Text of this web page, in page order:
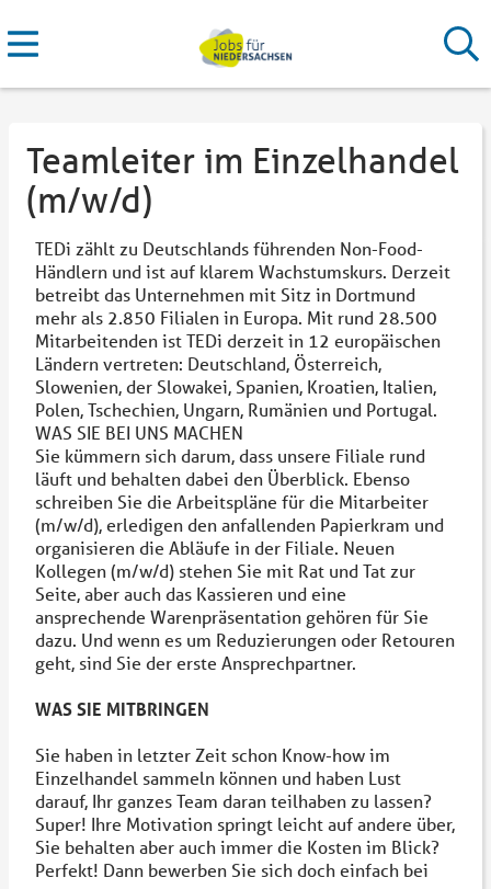
Teamleiter im Einzelhandel
(m/w/d)
TEDi zählt zu Deutschlands führenden Non-Food-
Händlern und ist auf klarem Wachstumskurs. Derzeit
betreibt das Unternehmen mit Sitz in Dortmund
mehr als 2.850 Filialen in Europa. Mit rund 28.500
Mitarbeitenden ist TEDi derzeit in 12 europäischen
Ländern vertreten: Deutschland, Österreich,
Slowenien, der Slowakei, Spanien, Kroatien, Italien,
Polen, Tschechien, Ungarn, Rumänien und Portugal.
WAS SIE BEI UNS MACHEN
Sie kümmern sich darum, dass unsere Filiale rund
läuft und behalten dabei den Überblick. Ebenso
schreiben Sie die Arbeitspläne für die Mitarbeiter
(m/w/d), erledigen den anfallenden Papierkram und
organisieren die Abläufe in der Filiale. Neuen
Kollegen (m/w/d) stehen Sie mit Rat und Tat zur
Seite, aber auch das Kassieren und eine
ansprechende Warenpräsentation gehören für Sie
dazu. Und wenn es um Reduzierungen oder Retouren
geht, sind Sie der erste Ansprechpartner.
WAS SIE MITBRINGEN
Sie haben in letzter Zeit schon Know-how im
Einzelhandel sammeln können und haben Lust
darauf, Ihr ganzes Team daran teilhaben zu lassen?
Super! Ihre Motivation springt leicht auf andere über,
Sie behalten aber auch immer die Kosten im Blick?
Perfekt! Dann bewerben Sie sich doch einfach bei